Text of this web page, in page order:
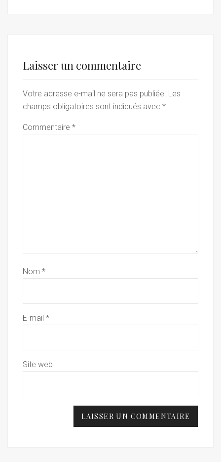
Laisser un commentaire
Votre adresse e-mail ne sera pas publiée. Les
champs obligatoires sont indiqués avec *
Commentaire *
Nom *
E-mail *
Site web